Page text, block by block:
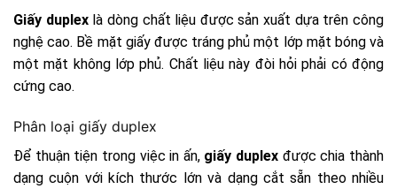
Giấy duplexlà dòng chất liệu được sản xuất dựa trên công
nghệ cao. Bề mặt giấy được tráng phủ một lớp mặt bóng và
một mặt không lớp phủ. Chất liệu này đòi hỏi phải có động
cứng cao.
Phân loại giấy duplex
Để thuận tiện trong việc in ấn, giấy duplex được chia thành
dạng cuộn với kích thước lớn và dạng cắt sẵn theo nhiều